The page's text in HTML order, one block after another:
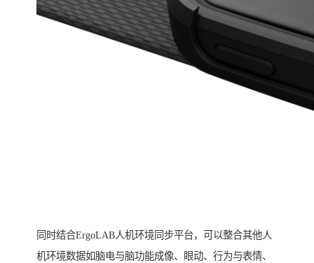
同时结合ErgoLAB人机环境同步平台，可以整合其他人
机环境数据如脑电与脑功能成像、眼动、行为与表情、